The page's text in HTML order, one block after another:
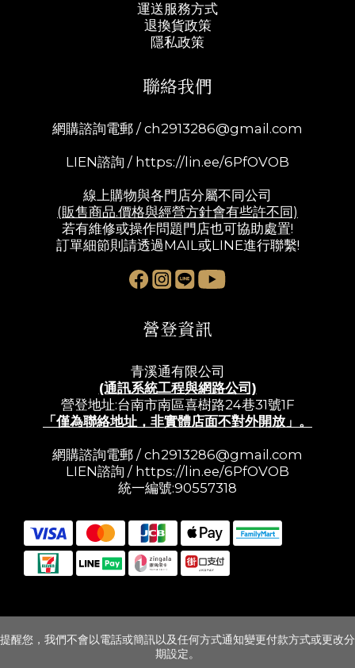
運送服務方式
退換貨政策
隱私政策
聯絡我們
網購諮詢電郵 / ch2913286@gmail.com
LIEN諮詢 / https://lin.ee/6PfOVOB
線上購物與各門店分屬不同公司
(販售商品.價格與經營方針會有些許不同)
若有維修或操作問題門店也可協助處置!
訂單細節則請透過MAIL或LINE進行聯繫!
營登資訊
青溪通有限公司
(通訊系統工程與網路公司)
營登地址:台南市南區喜樹路24巷31號1F
「僅為聯絡地址，非實體店面不對外開放」。
網購諮詢電郵 / ch2913286@gmail.com
LIEN諮詢 / https://lin.ee/6PfOVOB
統一編號:90557318
提醒您，我們不會以電話或簡訊以及任何方式通知變更付款方式或更改分
期設定。